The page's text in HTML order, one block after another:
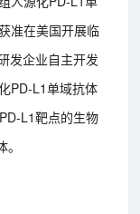
准在美国开展临
发企业自主开发
PD-L1单域抗体
L1靶点的生物